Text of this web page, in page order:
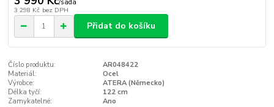
/sada
3 298 Kč bez DPH
Přidat do košíku
Číslo produktu:
AR048422
Materiál:
Ocel
Výrobce:
ATERA (Německo)
Délka tyčí:
122 cm
Zamykatelné:
Ano